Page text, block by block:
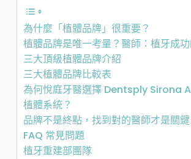
為什麼「植體品牌」很重要？
植體品牌是唯一考量？醫師：植牙成
三大頂級植體品牌介紹
三大植體品牌比較表
為何悅庭牙醫選擇 Dentsply Sirona
植體系統？
品牌不是終點，找到對的醫師才是關鍵
FAQ 常見問題
植牙重建部團隊